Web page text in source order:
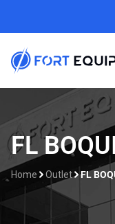
FL
Home Outlet FL